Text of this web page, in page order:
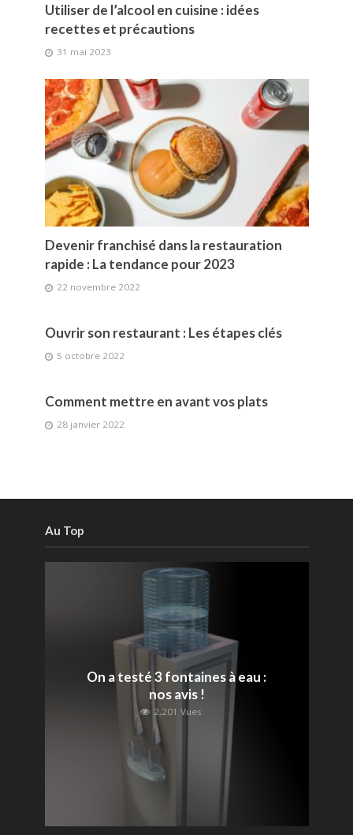
Utiliser de l’alcool en cuisine : idées
recettes et précautions
31 mai 2023
Devenir franchisé dans la restauration
rapide : La tendance pour 2023
22 novembre 2022
Ouvrir son restaurant : Les étapes clés
5 octobre 2022
Comment mettre en avant vos plats
28 janvier 2022
Au Top
On a testé 3 fontaines à eau :
nos avis !
2,201 Vues